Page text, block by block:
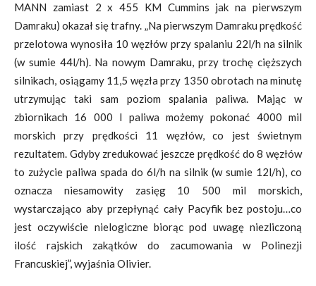
MANN zamiast 2 x 455 KM Cummins jak na pierwszym
Damraku) okazał się trafny. „Na pierwszym Damraku prędkość
przelotowa wynosiła 10 węzłów przy spalaniu 22l/h na silnik
(w sumie 44l/h). Na nowym Damraku, przy trochę cięższych
silnikach, osiągamy 11,5 węzła przy 1350 obrotach na minutę
utrzymując taki sam poziom spalania paliwa. Mając w
zbiornikach 16 000 l paliwa możemy pokonać 4000 mil
morskich przy prędkości 11 węzłów, co jest świetnym
rezultatem. Gdyby zredukować jeszcze prędkość do 8 węzłów
to zużycie paliwa spada do 6l/h na silnik (w sumie 12l/h), co
oznacza niesamowity zasięg 10 500 mil morskich,
wystarczająco aby przepłynąć cały Pacyfik bez postoju…co
jest oczywiście nielogiczne biorąc pod uwagę niezliczoną
ilość rajskich zakątków do zacumowania w Polinezji
Francuskiej”, wyjaśnia Olivier.